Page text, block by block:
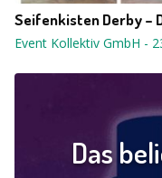
Seifenkisten Derby –
Event Kollektiv GmbH -
Das